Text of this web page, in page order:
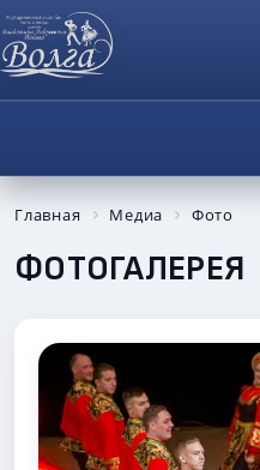
Главная Медиа Фото
ФОТОГАЛЕРЕЯ